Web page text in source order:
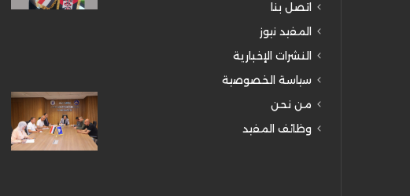
اتصل بنا
المفيد نيوز
النشرات الإخبارية
سياسة الخصوصية
من نحن
وظائف المفيد